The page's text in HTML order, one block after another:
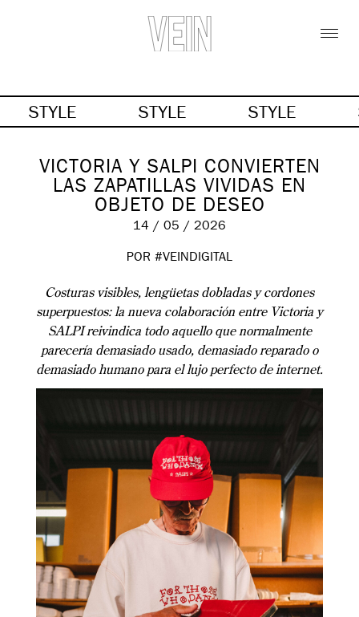
STYLE STYLE STYLE
VICTORIA Y SALPI CONVIERTEN
LAS ZAPATILLAS VIVIDAS EN
OBJETO DE DESEO
14 / 05 / 2026
POR #VEINDIGITAL
Costuras visibles, lengüetas dobladas y cordones
superpuestos: la nueva colaboración entre Victoria y
SALPI reivindica todo aquello que normalmente
parecería demasiado usado, demasiado reparado o
demasiado humano para el lujo perfecto de internet.